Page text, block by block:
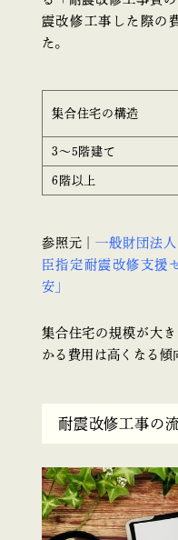
震改修工事した際の
た。
集合住宅の構造
3〜5階建て
6階以上
参照元｜一般財団法
臣指定耐震改修支援
安」
集合住宅の規模が大
かる費用は高くなる傾
耐震改修工事の